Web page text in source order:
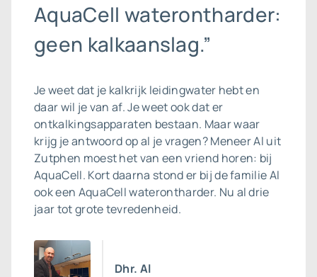
AquaCell waterontharder:
geen kalkaanslag.”
Je weet dat je kalkrijk leidingwater hebt en
daar wil je van af. Je weet ook dat er
ontkalkingsapparaten bestaan. Maar waar
krijg je antwoord op al je vragen? Meneer Al uit
Zutphen moest het van een vriend horen: bij
AquaCell. Kort daarna stond er bij de familie Al
ook een AquaCell waterontharder. Nu al drie
jaar tot grote tevredenheid.
Dhr. Al